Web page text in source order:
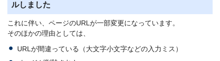
ルしました
これに伴い、ページのURLが一部変更になっています。
そのほかの理由としては、
URLが間違っている（大文字小文字などの入力ミス）